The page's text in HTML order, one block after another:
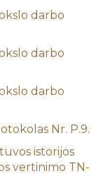
darbo
darbo
darbo
Nr. P.9.
istorijos
vertinimo TN-